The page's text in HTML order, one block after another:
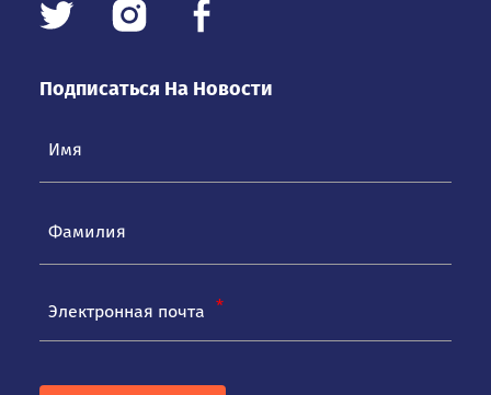
Подписаться На Новости
Электронная почта